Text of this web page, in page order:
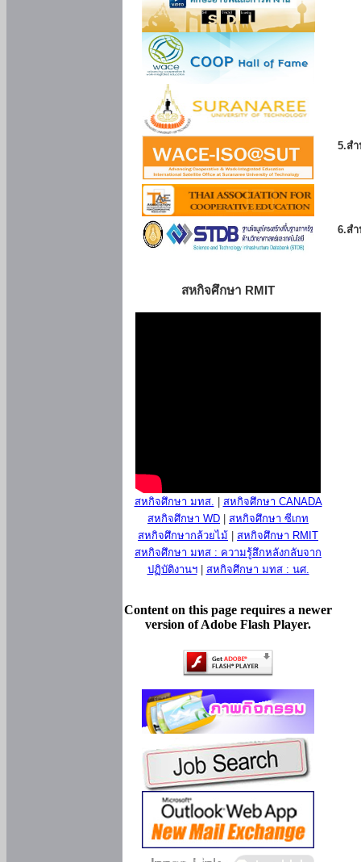
สหกิจศึกษา RMIT
สหกิจศึกษา มทส.
สหกิจศึกษา CANADA
สหกิจศึกษา WD
สหกิจศึกษา ซีเกท
สหกิจศึกษากล้วยไม้
สหกิจศึกษา RMIT
สหกิจศึกษา มทส : ความรู้สึกหลังกลับจาก
ปฏิบัติงานฯ| สหกิจศึกษา มทส : นศ.
Content on this page requires a newer
version of Adobe Flash Player.
5.ส
6.ส